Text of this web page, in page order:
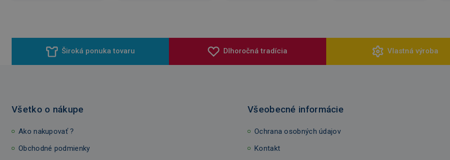
Široká ponuka tovaru Dlhoročná tradícia Vlastná výroba
Všetko o nákupe
Ako nakupovať ?
Obchodné podmienky
Všeobecné informácie
Ochrana osobných údajov
Kontakt